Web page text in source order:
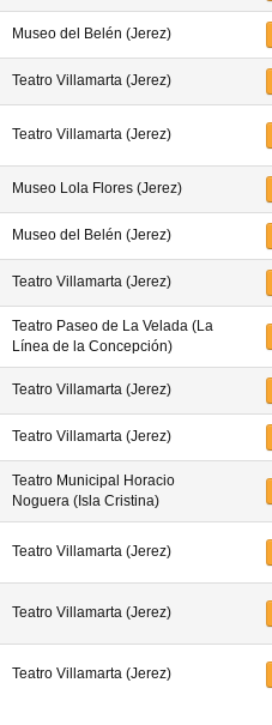
Museo del Belén (Jerez)
Teatro Villamarta (Jerez)
Teatro Villamarta (Jerez)
Museo Lola Flores (Jerez)
Museo del Belén (Jerez)
Teatro Villamarta (Jerez)
Teatro Paseo de La Velada (La
Línea de la Concepción)
Teatro Villamarta (Jerez)
Teatro Villamarta (Jerez)
Teatro Municipal Horacio
Noguera (Isla Cristina)
Teatro Villamarta (Jerez)
Teatro Villamarta (Jerez)
Teatro Villamarta (Jerez)